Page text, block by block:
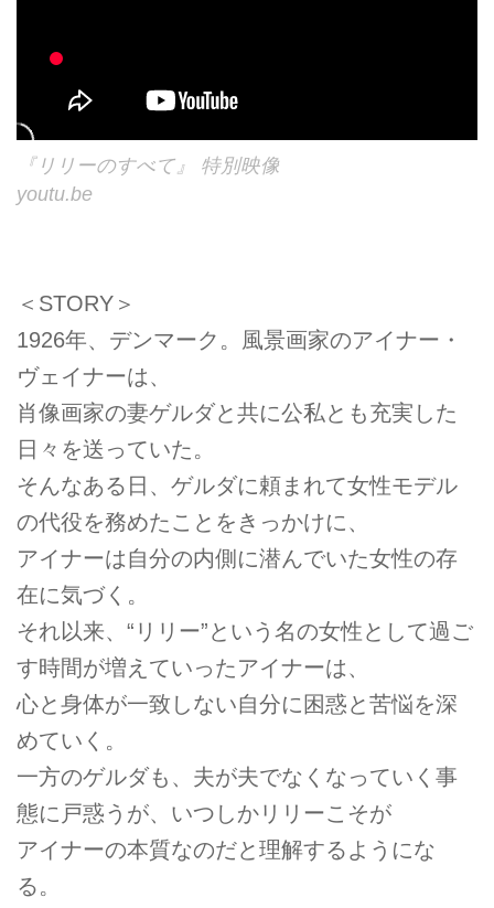
『リリーのすべて』 特別映像
youtu.be
＜STORY＞
1926年、デンマーク。風景画家のアイナー・
ヴェイナーは、
肖像画家の妻ゲルダと共に公私とも充実した
日々を送っていた。
そんなある日、ゲルダに頼まれて女性モデル
の代役を務めたことをきっかけに、
アイナーは自分の内側に潜んでいた女性の存
在に気づく。
それ以来、“リリー”という名の女性として過ご
す時間が増えていったアイナーは、
心と身体が一致しない自分に困惑と苦悩を深
めていく。
一方のゲルダも、夫が夫でなくなっていく事
態に戸惑うが、いつしかリリーこそが
アイナーの本質なのだと理解するようにな
る。